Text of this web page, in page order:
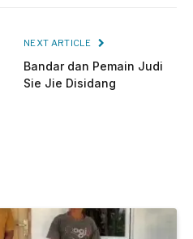
NEXT ARTICLE
Bandar dan Pemain Judi
Sie Jie Disidang